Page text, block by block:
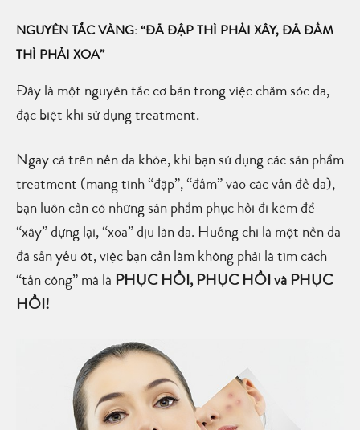
NGUYÊN TẮC VÀNG: “ĐÃ ĐẬP THÌ PHẢI XÂY, ĐÃ ĐẤM
THÌ PHẢI XOA”
Đây là một nguyên tắc cơ bản trong việc chăm sóc da,
đặc biệt khi sử dụng treatment.
Ngay cả trên nền da khỏe, khi bạn sử dụng các sản phẩm
treatment (mang tính “đập”, “đấm” vào các vấn đề da),
bạn luôn cần có những sản phẩm phục hồi đi kèm để
“xây” dựng lại, “xoa” dịu làn da. Huống chi là một nền da
đã sẵn yếu ớt, việc bạn cần làm không phải là tìm cách
“tấn công” mà là PHỤC HỒI, PHỤC HỒI và PHỤC
HỒI!